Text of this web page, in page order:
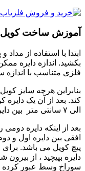
آموزش ساخت کویل
ابتدا با استفاده از
بکشید. اندازه دایره
فلزی متناسب با
بنابراین هرچه سایز
الی ۷ سانتی متر بین دایره ها فاصله باقی بماند.
بعد از اینکه دایره
افقی بین دایره اول و
پیچ کویل می باشد.
دایره بپیچید ، از بیرون
سوراخ وسط عبور کرده